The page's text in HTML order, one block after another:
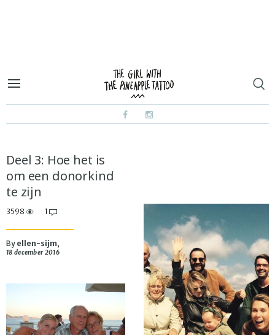
Deel 3: Hoe het is
om een donorkind
te zijn
3598 1
By ellen-sijm,
18 december 2016